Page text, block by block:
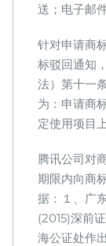
送；电子邮
针对申请商
标驳回通知
法）第十一
为：申请商
定使用项目
腾讯公司对
期限内向商
据：１、广
(2015)深前
海公证处作